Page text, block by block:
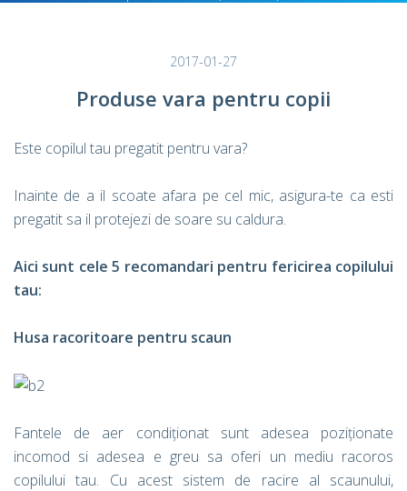
2017-01-27
Produse vara pentru copii
Este copilul tau pregatit pentru vara?
Inainte de a il scoate afara pe cel mic, asigura-te ca esti
pregatit sa il protejezi de soare su caldura.
Aici sunt cele 5 recomandari pentru fericirea copilului
tau:
Husa racoritoare pentru scaun
Fantele de aer condiționat sunt adesea poziționate
incomod si adesea e greu sa oferi un mediu racoros
copilului tau. Cu acest sistem de racire al scaunului,